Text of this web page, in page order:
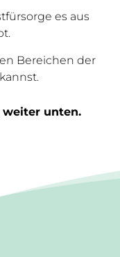
es aus
Bereichen der
weiter unten.